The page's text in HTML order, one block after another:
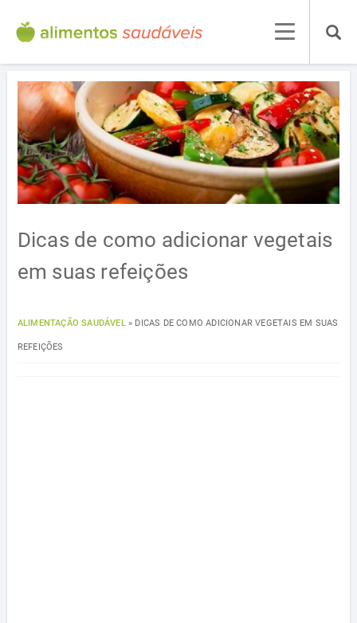
Dicas de como adicionar vegetais
em suas refeições
ALIMENTAÇÃO SAUDÁVEL» DICAS DE COMO ADICIONAR VEGETAIS EM SUAS
REFEIÇÕES